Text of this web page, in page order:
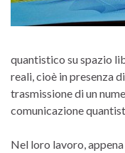
quantistico su spazio
reali, cioè in presenza
trasmissione di un
comunicazione
Nel loro lavoro,